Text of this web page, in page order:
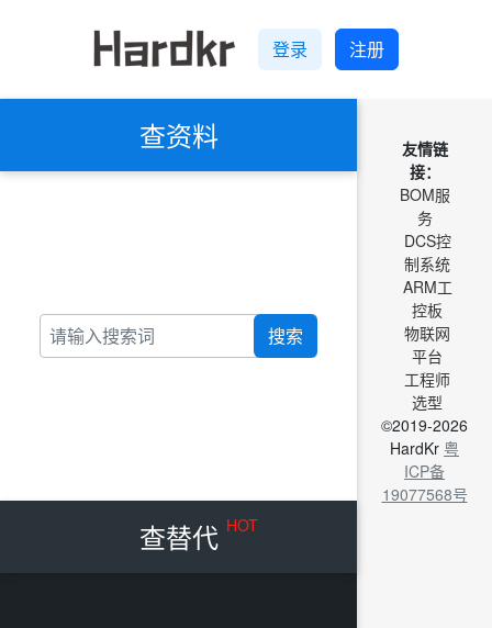
登录 注册
查资料
搜索
查替代 HOT
友情链
接：
BOM服
务
DCS控
制系统
ARM工
控板
物联网
平台
工程师
选型
©2019-2026
HardKr 粤
ICP备
19077568号